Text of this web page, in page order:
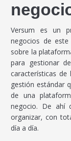
Versum es un
negocios de
sobre la
para gestionar
características
gestión estándar
de una
negocio. De ahí
organizar, con
día a día.